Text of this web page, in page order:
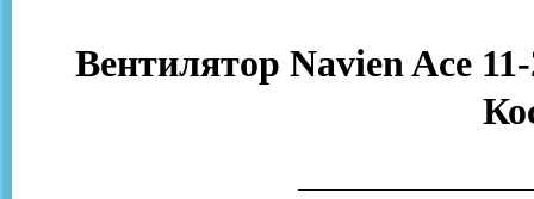
Вентилятор Navien Ace